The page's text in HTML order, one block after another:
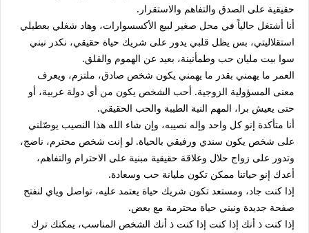
حقيقية على الصدق والتفاهم والاستقرار.
أنا أشتغل حالياً في محل صغير لبيع الأكسسوارات، وهاد شغلي بعطيلي
استقلاليتي، بس يظل قلبي يدور على شريك حياة حقيقي، نكدر نبني
سوا بيت مليان حب وطمأنينة، بعيد عن الهموم والقلق.
العمر ما يهمني بقدر ما يهمني يكون شخص صادق، ملتزم، ويعرف
معنى المسؤولية الزوجية. أحب الشخص يكون من أي دولة عربية، أو
حتى يعيش برا، المهم النية الطيبة والحب الحقيقي.
أنا متأكدة إنو كل واحد وإله نصيبه، وإن شاء الله هذا النصيب يوصّلني
على شخص يكون سندي ورفيقي بالحياة. لو إنت شخص محترم، ناضج،
وتدور على زواج حلال وعلاقة حقيقية مبنية على الاحترام والتفاهم،
أعدك إنو حياتنا ممكن تكون مليانة حب وسعادة.
إذا كنت جاد، ومستعد تكون شريك حياة يعتمد عليه، تواصل وياي لنفتح
صفحة جديدة ونبني حياة محترمة مع بعض.
إذا كنت ذ أنك إذا كنت إذا كنت ذ أنك الشخص المناسب، يمكنك ترك